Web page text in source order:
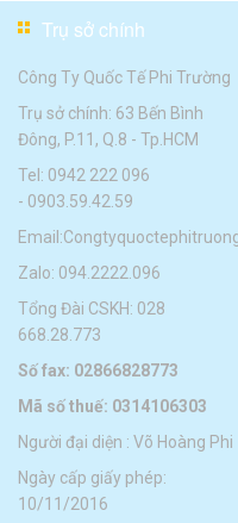
Trụ sở chính
Công Ty Quốc Tế Phi Trường
Trụ sở chính: 63 Bến Bình
Đông, P.11, Q.8 - Tp.HCM
Tel: 0942 222 096
- 0903.59.42.59
Email:
Zalo: 094.2222.096
Tổng Đài CSKH: 028
668.28.773
Số fax: 02866828773
Mã số thuế: 0314106303
Người đại diện : Võ Hoàng Phi
Ngày cấp giấy phép:
10/11/2016